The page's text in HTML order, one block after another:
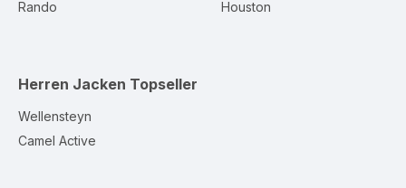
Rando Houston
Herren Jacken Topseller
Wellensteyn
Camel Active